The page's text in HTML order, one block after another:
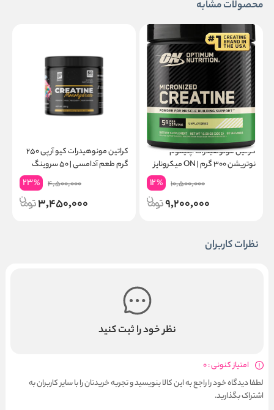
محصولات مشابه
کراتین مونوهیدرات اپتیموم
نوتریشن ۳۰۰ گرم | ON میکرونایز
10,500,000
12%
9,200,000
کراتین مونوهیدرات کیو آر پی ۲۵۰
گرم طعم آدامسی | ۵۰ سروینگ
4,500,000
23%
3,450,000
نظرات کاربران
نظر خود را ثبت کنید
امتیاز کنونی : 0
لطفا دیدگاه خود را راجع به این کالا بنویسید و تجربه خریدتان را با سایر کاربران به
اشتراک بگذارید.